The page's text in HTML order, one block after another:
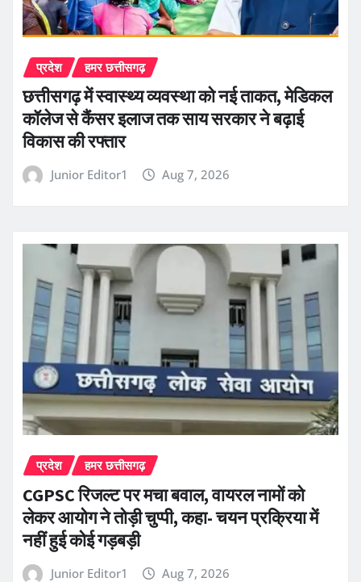
प्रदेश हमर छत्तीसगढ़
छत्तीसगढ़ में स्वास्थ्य व्यवस्था को नई ताकत, मेडिकल
कॉलेज से कैंसर इलाज तक साय सरकार ने बढ़ाई
विकास की रफ्तार
Junior Editor1 Aug 7, 2026
प्रदेश हमर छत्तीसगढ़
CGPSC रिजल्ट पर मचा बवाल, वायरल नामों को
लेकर आयोग ने तोड़ी चुप्पी, कहा- चयन प्रक्रिया में
नहीं हुई कोई गड़बड़ी
Junior Editor1 Aug 7, 2026